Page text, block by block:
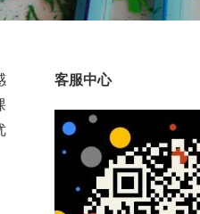
客服中心